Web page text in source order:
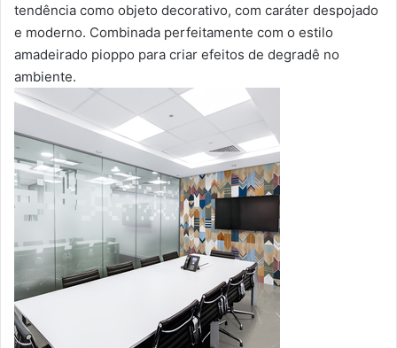
tendência como objeto decorativo, com caráter despojado
e moderno. Combinada perfeitamente com o estilo
amadeirado pioppo para criar efeitos de degradê no
ambiente.